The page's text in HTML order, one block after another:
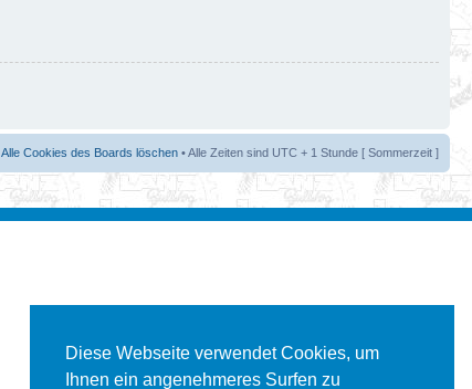
Diese Webseite verwendet Cookies, um
Ihnen ein angenehmeres Surfen zu
Alle Cookies des Boards löschen • Alle Zeiten sind UTC + 1 Stunde [ Sommerzeit ]